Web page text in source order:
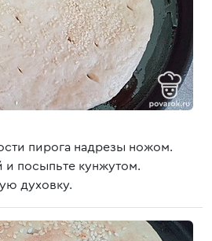
пирога надрезы ножом.
посыпьте кунжутом.
духовку.